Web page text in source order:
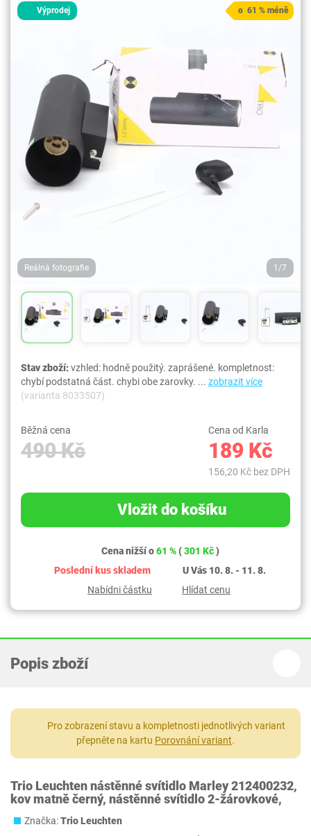
Výprodej
Reálná fotografie 1/7
o 61 % méně
Stav zboží:vzhled: hodně použitý. zaprášené. kompletnost:
chybí podstatná část. chybi obe zarovky. ... zobrazit více
(varianta 8033507)
Běžná cena
490 Kč
Cena od Karla
189 Kč
156,20 Kč bez DPH
Vložit do košíku
Cena nižší o61 %(301 Kč)
Poslední kus skladem
U Vás 10. 8. - 11. 8.
Nabídni částku
Hlídat cenu
Popis zboží
Pro zobrazení stavu a kompletnosti jednotlivých variant
přepněte na kartu Porovnání variant.
Trio Leuchten nástěnné svítidlo Marley 212400232,
kov matně černý, nástěnné svítidlo 2-žárovkové,
Značka:Trio Leuchten